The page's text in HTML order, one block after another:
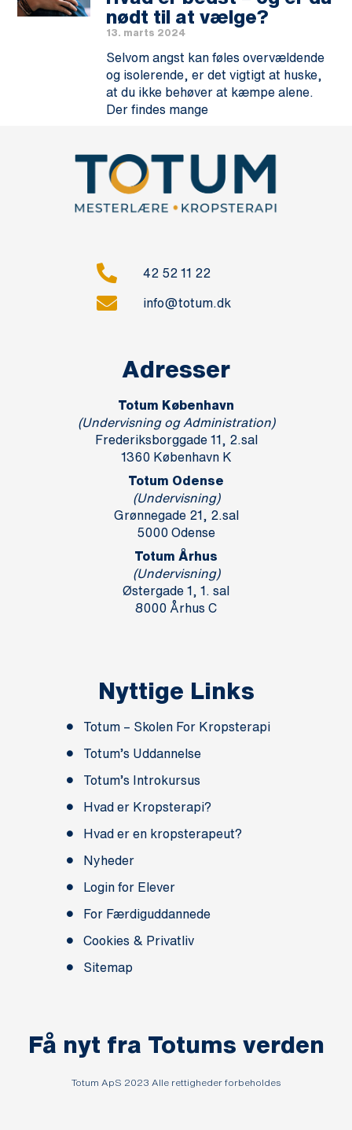
nødt til at vælge?
13. marts 2024
Selvom angst kan føles overvældende
og isolerende, er det vigtigt at huske,
at du ikke behøver at kæmpe alene.
Der findes mange
42 52 11 22
info@totum.dk
Adresser
Totum København
(Undervisning og Administration)
Frederiksborggade 11, 2.sal
1360 København K
Totum Odense
(Undervisning)
Grønnegade 21, 2.sal
5000 Odense
Totum Århus
(Undervisning)
Østergade 1, 1. sal
8000 Århus C
Nyttige Links
Totum – Skolen For Kropsterapi
Totum’s Uddannelse
Totum’s Introkursus
Hvad er Kropsterapi?
Hvad er en kropsterapeut?
Nyheder
Login for Elever
For Færdiguddannede
Cookies & Privatliv
Sitemap
Få nyt fra Totums verden
Totum ApS 2023 Alle rettigheder forbeholdes